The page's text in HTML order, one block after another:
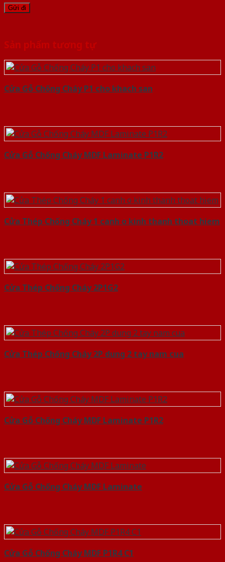
Sản phẩm tương tự
Cửa Gỗ Chống Cháy P1 cho khach san
Cửa Gỗ Chống Cháy MDF Laminate P1R2
Cửa Thép Chống Cháy 1 canh o kinh thanh thoat hiem
Cửa Thép Chống Cháy 2P1G2
Cửa Thép Chống Cháy 2P dung 2 tay nam cua
Cửa Gỗ Chống Cháy MDF Laminate P1R2
Cửa Gỗ Chống Cháy MDF Laminate
Cửa Gỗ Chống Cháy MDF P1R4 C1